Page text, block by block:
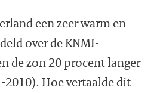
een zeer warm en
over de KNMI-
de zon 20 procent langer
Hoe vertaalde dit